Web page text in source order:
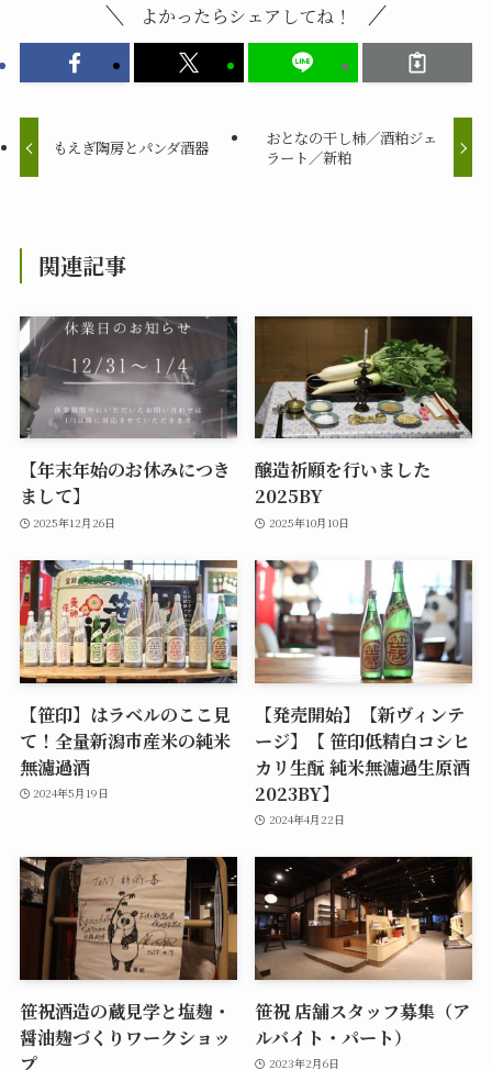
よかったらシェアしてね！
もえぎ陶房とパンダ酒器
おとなの干し柿／酒粕ジェ
ラート／新粕
関連記事
【年末年始のお休みにつき
まして】
2025年12月26日
醸造祈願を行いました
2025BY
2025年10月10日
【笹印】はラベルのここ見
て！全量新潟市産米の純米
無濾過酒
2024年5月19日
【発売開始】【新ヴィンテ
ージ】【 笹印低精白コシヒ
カリ生酛 純米無濾過生原酒
2023BY】
2024年4月22日
笹祝酒造の蔵見学と塩麹・
醤油麹づくりワークショッ
プ
笹祝 店舗スタッフ募集（ア
ルバイト・パート）
2023年2月6日